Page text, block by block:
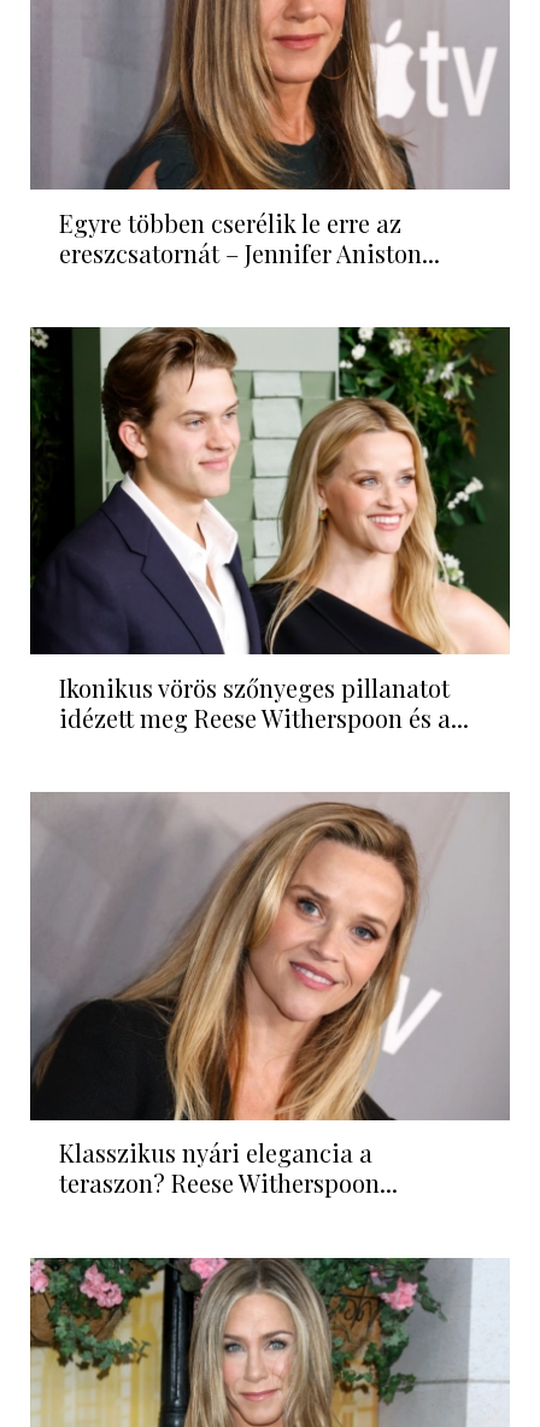
Egyre többen cserélik le erre az
ereszcsatornát – Jennifer Aniston...
Ikonikus vörös szőnyeges pillanatot
idézett meg Reese Witherspoon és a...
Klasszikus nyári elegancia a
teraszon? Reese Witherspoon...